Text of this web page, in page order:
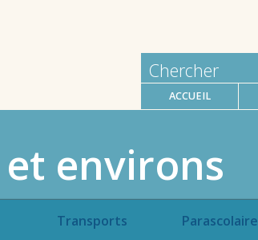
ACCUEIL
et environs
Transports Parascolaire